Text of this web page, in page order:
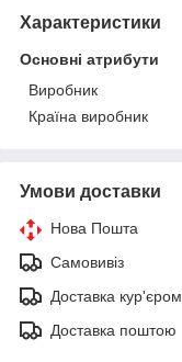
Характеристики
Основні атрибути
Виробник
Країна виробник
Умови доставки
Нова Пошта
Самовивіз
Доставка кур'єром
Доставка поштою